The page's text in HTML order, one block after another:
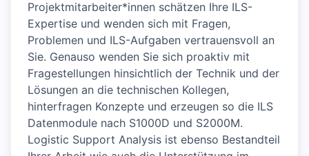
Projektmitarbeiter*innen schätzen Ihre ILS-
Expertise und wenden sich mit Fragen,
Problemen und ILS-Aufgaben vertrauensvoll an
Sie. Genauso wenden Sie sich proaktiv mit
Fragestellungen hinsichtlich der Technik und der
Lösungen an die technischen Kollegen,
hinterfragen Konzepte und erzeugen so die ILS
Datenmodule nach S1000D und S2000M.
Logistic Support Analysis ist ebenso Bestandteil